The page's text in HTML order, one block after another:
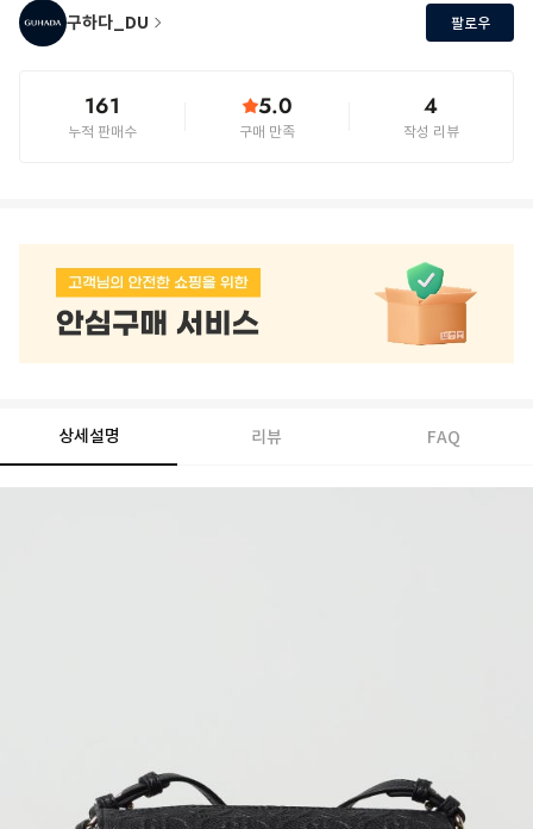
구하다_DU 팔로우
161
누적 판매수
5.0
구매 만족
4
작성 리뷰
상세설명 리뷰 FAQ